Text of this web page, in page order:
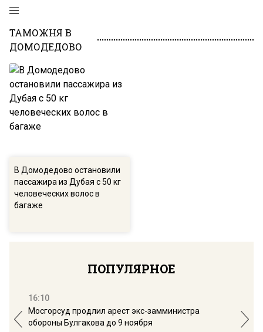
ТАМОЖНЯ В
ДОМОДЕДОВО
В Домодедово остановили
пассажира из Дубая с 50 кг
человеческих волос в
багаже
ПОПУЛЯРНОЕ
16:10
Мосгорсуд продлил арест экс-замминистра
обороны Булгакова до 9 ноября